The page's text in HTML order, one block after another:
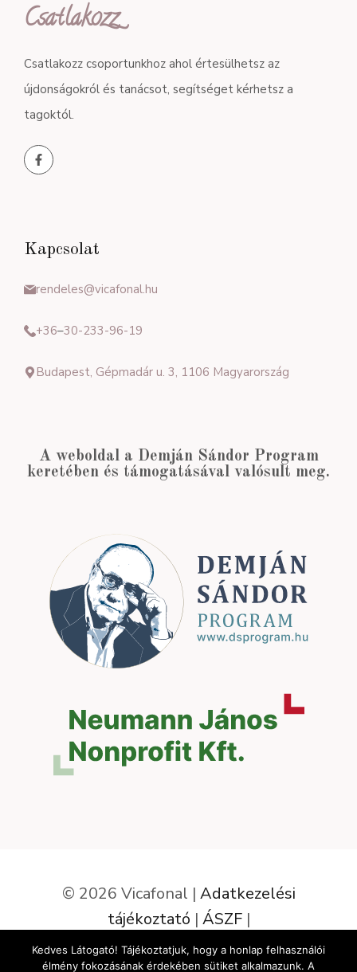
Csatlakozz
Csatlakozz csoportunkhoz ahol értesülhetsz az
újdonságokról és tanácsot, segítséget kérhetsz a
tagoktól.
Kapcsolat
rendeles@vicafonal.hu
+36–30-233-96-19
Budapest, Gépmadár u. 3, 1106 Magyarország
A weboldal a Demján Sándor Program
keretében és támogatásával valósult meg.
© 2026 Vicafonal | Adatkezelési
tájékoztató | ÁSZF|
Elállás a szerződéstől
Kedves Látogató! Tájékoztatjuk, hogy a honlap felhasználói
élmény fokozásának érdekében sütiket alkalmazunk. A